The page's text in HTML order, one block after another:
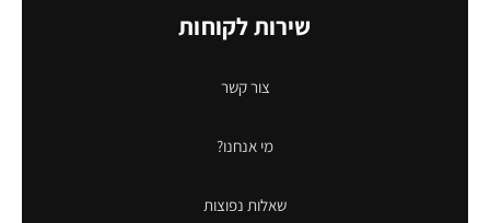
שירות לקוחות
צור קשר
מי אנחנו?
שאלות נפוצות